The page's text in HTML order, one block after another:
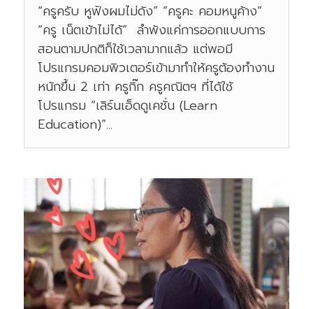
“ครูครับ หูฟังผมไม่ดัง” “ครูคะ คอมหนูค้าง”
“ครู เน็ตเข้าไม่ได้” ลำพังแค่การออกแบบการ
สอนตามปกติก็ใช้เวลามากแล้ว แต่พอมี
โปรแกรมคอมพิวเตอร์เข้ามาทำให้ครูต้องทำงาน
หนักขึ้น 2 เท่า ครูกิ๊ก ครูคณิตฯ ที่ได้ใช้
โปรแกรม “เลิร์นเอ็ดดูเคชั่น (Learn
Education)”...